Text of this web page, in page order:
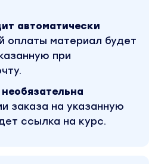
сайта
автоматически
оплаты материал будет
при
заказа на указанную
ссылка на курс.